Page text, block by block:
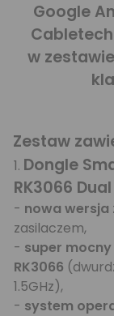
Google
Cabletech
w
Zestaw
1. Dongle
RK3066
- nowa wersja
zasilaczem,
- super
RK3066
1.5GHz),
- system